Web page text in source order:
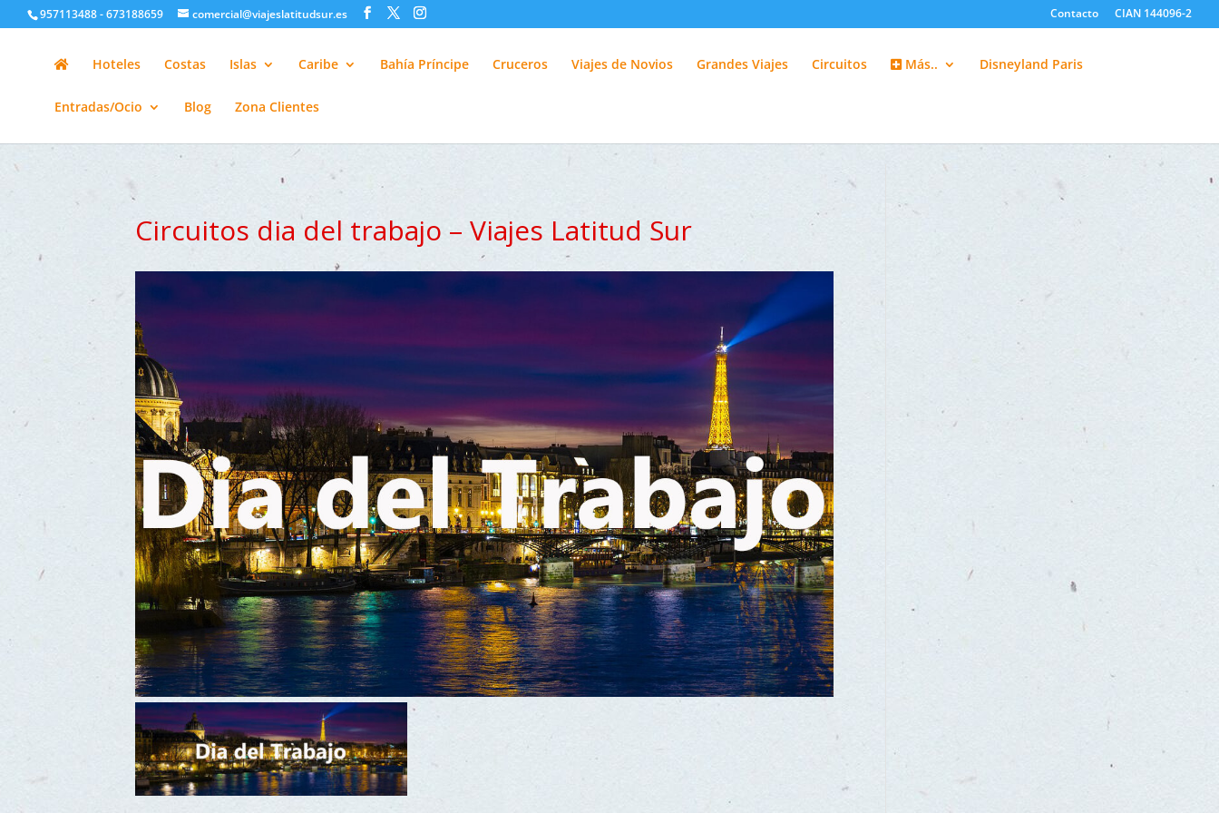
google-site-verification=H6A6AFFbXLQPnewL7da5KWjTFeKytP3gbsCfUlQl-3k
957113488 - 673188659 comercial@viajeslatitudsur.es Contacto CIAN 144096-2
Hoteles Costas Islas Caribe Bahía Príncipe Cruceros Viajes de Novios Grandes Viajes Circuitos Más.. Disneyland Paris
Entradas/Ocio Blog Zona Clientes
Circuitos dia del trabajo – Viajes Latitud Sur